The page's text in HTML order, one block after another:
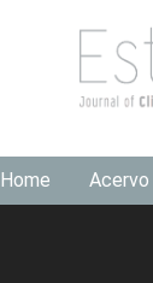
Home Acervo